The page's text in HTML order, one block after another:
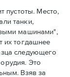
пустоты. Место,
танки,
машинами",
их тогдашнее
следующего
Это
Взяв за